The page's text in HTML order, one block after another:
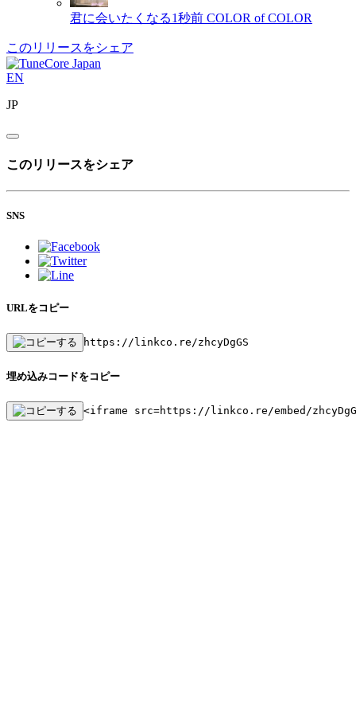
君に会いたくなる1秒前 COLOR of COLOR
このリリースをシェア
EN
JP
このリリースをシェア
SNS
URLをコピー
https://linkco.re/zhcyDgGS
埋め込みコードをコピー
<iframe src=https://linkco.re/embed/